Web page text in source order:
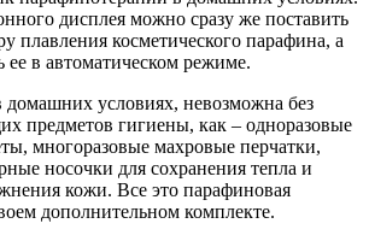
дисплея можно сразу же поставить
плавления косметического парафина, а
ее в автоматическом режиме.
условиях, невозможна без
предметов гигиены, как – одноразовые
многоразовые махровые перчатки,
носочки для сохранения тепла и
кожи. Все это парафиновая
дополнительном комплекте.